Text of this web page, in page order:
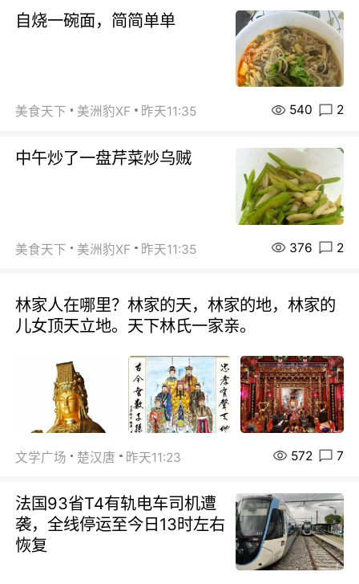
自烧一碗面，简简单单
美食天下 美洲豹XF 昨天11:35 540 2
中午炒了一盘芹菜炒乌贼
美食天下 美洲豹XF 昨天11:35 376 2
林家人在哪里？林家的天，林家的地，林家的
儿女顶天立地。天下林氏一家亲。
文学广场 楚汉唐 昨天11:23 572 7
法国93省T4有轨电车司机遭
袭，全线停运至今日13时左右
恢复